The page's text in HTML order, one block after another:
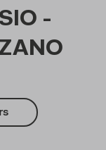
-